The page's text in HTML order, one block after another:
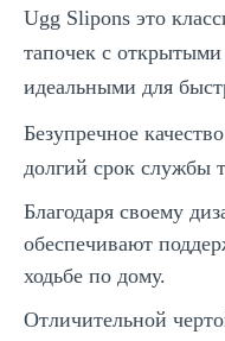
Ugg Slipons это
тапочек с
идеальными для
Безупречное
долгий срок службы
Благодаря своему
обеспечивают
ходьбе по дому.
Отличительной